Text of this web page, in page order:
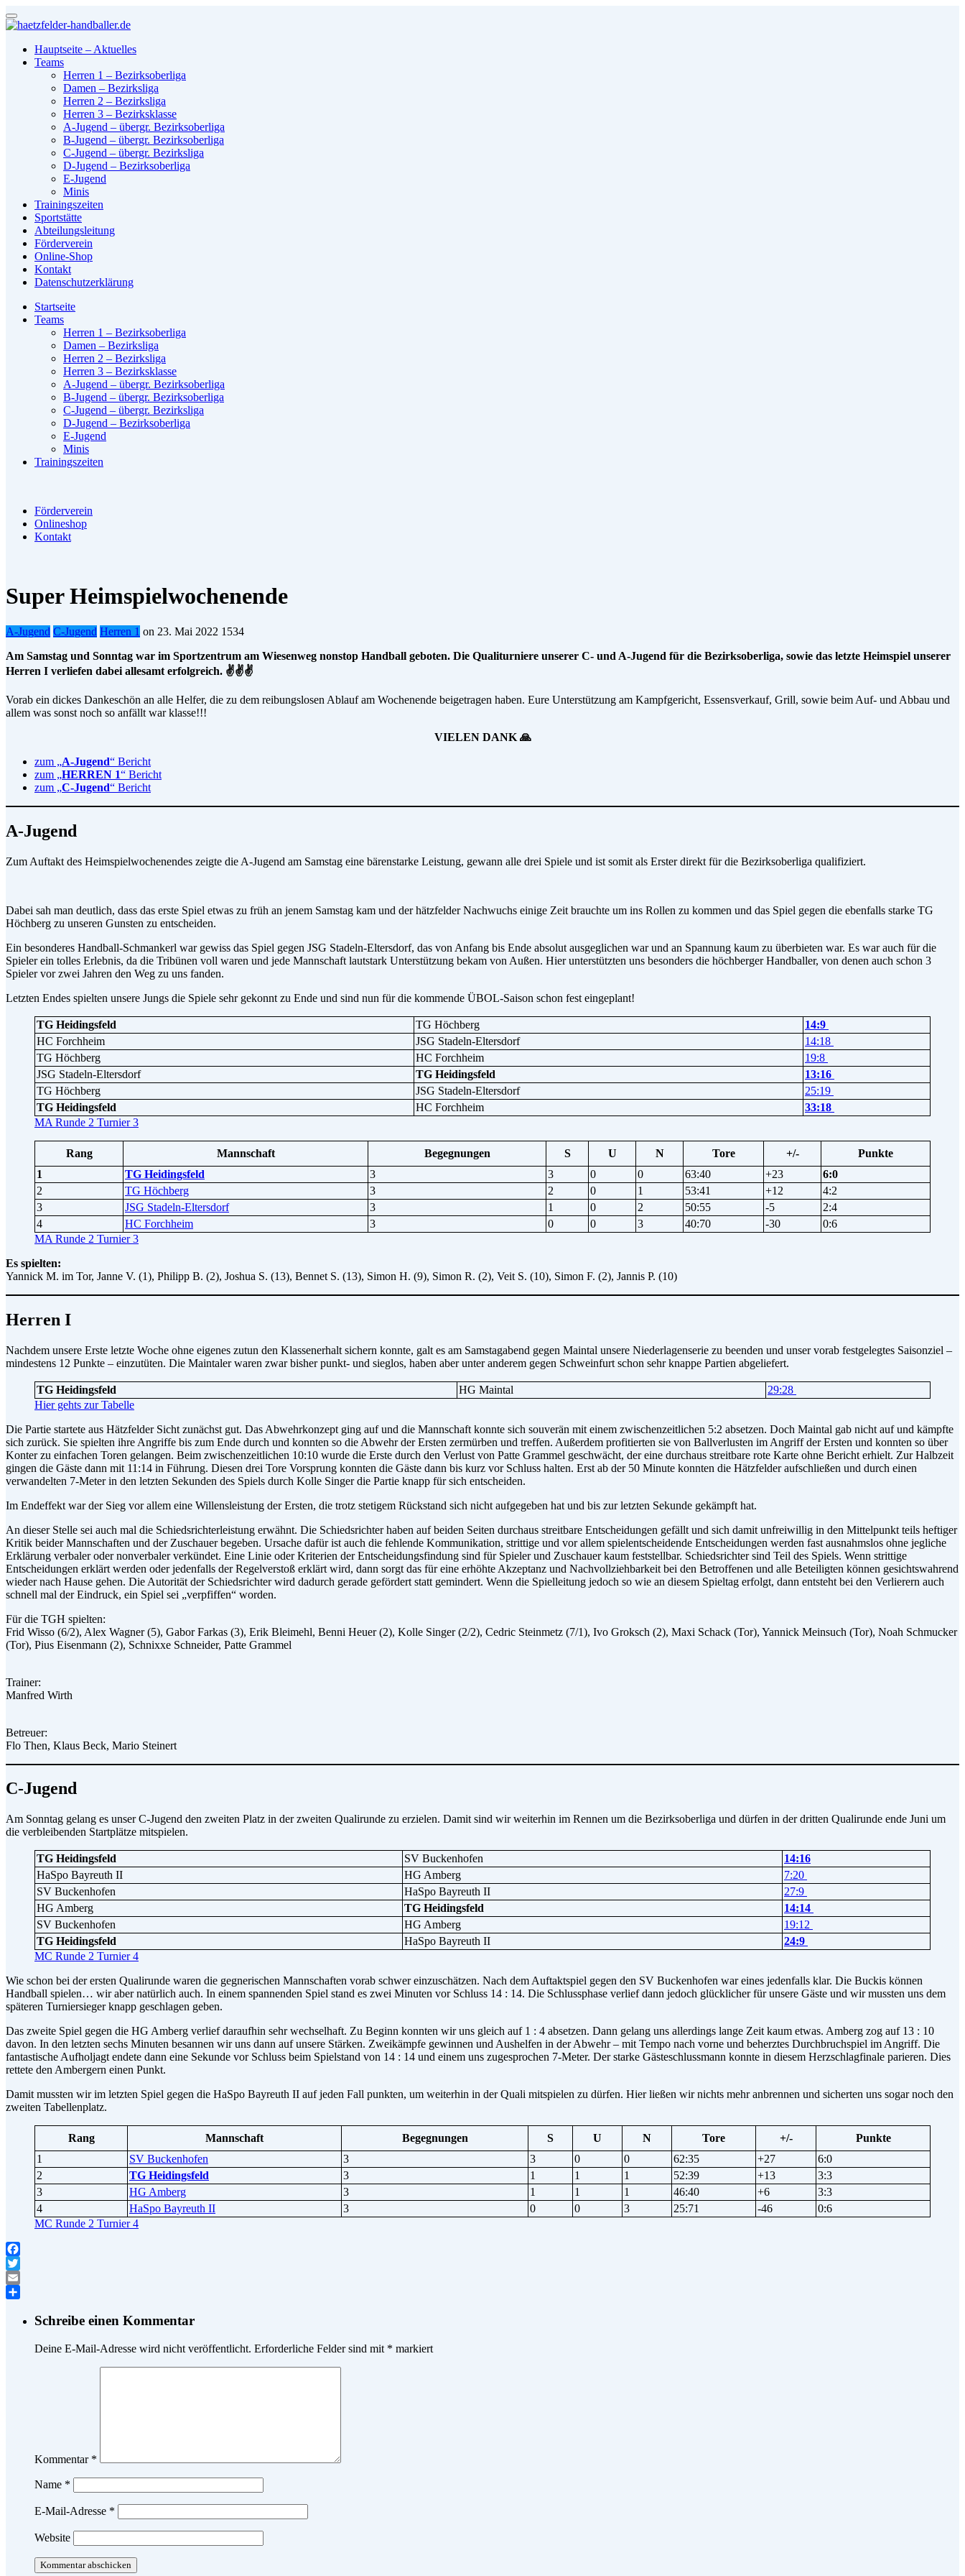
Hauptseite – Aktuelles
Teams
Herren 1 – Bezirksoberliga
Damen – Bezirksliga
Herren 2 – Bezirksliga
Herren 3 – Bezirksklasse
A-Jugend – übergr. Bezirksoberliga
B-Jugend – übergr. Bezirksoberliga
C-Jugend – übergr. Bezirksliga
D-Jugend – Bezirksoberliga
E-Jugend
Minis
Trainingszeiten
Sportstätte
Abteilungsleitung
Förderverein
Online-Shop
Kontakt
Datenschutzerklärung
Startseite
Teams
Herren 1 – Bezirksoberliga
Damen – Bezirksliga
Herren 2 – Bezirksliga
Herren 3 – Bezirksklasse
A-Jugend – übergr. Bezirksoberliga
B-Jugend – übergr. Bezirksoberliga
C-Jugend – übergr. Bezirksliga
D-Jugend – Bezirksoberliga
E-Jugend
Minis
Trainingszeiten
Förderverein
Onlineshop
Kontakt
Super Heimspielwochenende
A-Jugend C-Jugend Herren 1 on 23. Mai 2022 1534
Am Samstag und Sonntag war im Sportzentrum am Wiesenweg nonstop Handball geboten. Die Qualiturniere unserer C- und A-Jugend für die Bezirksoberliga, sowie das letzte Heimspiel unserer
Herren I verliefen dabei allesamt erfolgreich. ✌️✌️✌️
Vorab ein dickes Dankeschön an alle Helfer, die zu dem reibungslosen Ablauf am Wochenende beigetragen haben. Eure Unterstützung am Kampfgericht, Essensverkauf, Grill, sowie beim Auf- und Abbau und
allem was sonst noch so anfällt war klasse!!!
VIELEN DANK 🙏
zum „A-Jugend“ Bericht
zum „HERREN 1“ Bericht
zum „C-Jugend“ Bericht
A-Jugend
Zum Auftakt des Heimspielwochenendes zeigte die A-Jugend am Samstag eine bärenstarke Leistung, gewann alle drei Spiele und ist somit als Erster direkt für die Bezirksoberliga qualifiziert.
Dabei sah man deutlich, dass das erste Spiel etwas zu früh an jenem Samstag kam und der hätzfelder Nachwuchs einige Zeit brauchte um ins Rollen zu kommen und das Spiel gegen die ebenfalls starke TG
Höchberg zu unseren Gunsten zu entscheiden.
Ein besonderes Handball-Schmankerl war gewiss das Spiel gegen JSG Stadeln-Eltersdorf, das von Anfang bis Ende absolut ausgeglichen war und an Spannung kaum zu überbieten war. Es war auch für die
Spieler ein tolles Erlebnis, da die Tribünen voll waren und jede Mannschaft lautstark Unterstützung bekam von Außen. Hier unterstützten uns besonders die höchberger Handballer, von denen auch schon 3
Spieler vor zwei Jahren den Weg zu uns fanden.
Letzten Endes spielten unsere Jungs die Spiele sehr gekonnt zu Ende und sind nun für die kommende ÜBOL-Saison schon fest eingeplant!
TG Heidingsfeld TG Höchberg
14:9
HC Forchheim
JSG Stadeln-Eltersdorf
14:18
TG Höchberg
HC Forchheim
19:8
JSG Stadeln-Eltersdorf
TG Heidingsfeld
13:16
TG Höchberg
JSG Stadeln-Eltersdorf
25:19
TG Heidingsfeld
HC Forchheim
33:18
MA Runde 2 Turnier 3
Rang Mannschaft Begegnungen S U N Tore +/-
Punkte
1
TG Heidingsfeld 3 3 0 0 63:40 +23
6:0
2
TG Höchberg 3 2 0 1 53:41 +12
4:2
3
JSG Stadeln-Eltersdorf 3 1 0 2 50:55 -5
2:4
4
HC Forchheim 3 0 0 3 40:70 -30
0:6
MA Runde 2 Turnier 3
Es spielten:
Yannick M. im Tor, Janne V. (1), Philipp B. (2), Joshua S. (13), Bennet S. (13), Simon H. (9), Simon R. (2), Veit S. (10), Simon F. (2), Jannis P. (10)
Herren I
Nachdem unsere Erste letzte Woche ohne eigenes zutun den Klassenerhalt sichern konnte, galt es am Samstagabend gegen Maintal unsere Niederlagenserie zu beenden und unser vorab festgelegtes Saisonziel –
mindestens 12 Punkte – einzutüten. Die Maintaler waren zwar bisher punkt- und sieglos, haben aber unter anderem gegen Schweinfurt schon sehr knappe Partien abgeliefert.
TG Heidingsfeld HG Maintal
29:28
Hier gehts zur Tabelle
Die Partie startete aus Hätzfelder Sicht zunächst gut. Das Abwehrkonzept ging auf und die Mannschaft konnte sich souverän mit einem zwischenzeitlichen 5:2 absetzen. Doch Maintal gab nicht auf und kämpfte
sich zurück. Sie spielten ihre Angriffe bis zum Ende durch und konnten so die Abwehr der Ersten zermürben und treffen. Außerdem profitierten sie von Ballverlusten im Angriff der Ersten und konnten so über
Konter zu einfachen Toren gelangen. Beim zwischenzeitlichen 10:10 wurde die Erste durch den Verlust von Patte Grammel geschwächt, der eine durchaus streitbare rote Karte ohne Bericht erhielt. Zur Halbzeit
gingen die Gäste dann mit 11:14 in Führung. Diesen drei Tore Vorsprung konnten die Gäste dann bis kurz vor Schluss halten. Erst ab der 50 Minute konnten die Hätzfelder aufschließen und durch einen
verwandelten 7-Meter in den letzten Sekunden des Spiels durch Kolle Singer die Partie knapp für sich entscheiden.
Im Endeffekt war der Sieg vor allem eine Willensleistung der Ersten, die trotz stetigem Rückstand sich nicht aufgegeben hat und bis zur letzten Sekunde gekämpft hat.
An dieser Stelle sei auch mal die Schiedsrichterleistung erwähnt. Die Schiedsrichter haben auf beiden Seiten durchaus streitbare Entscheidungen gefällt und sich damit unfreiwillig in den Mittelpunkt teils heftiger
Kritik beider Mannschaften und der Zuschauer begeben. Ursache dafür ist auch die fehlende Kommunikation, strittige und vor allem spielentscheidende Entscheidungen werden fast ausnahmslos ohne jegliche
Erklärung verbaler oder nonverbaler verkündet. Eine Linie oder Kriterien der Entscheidungsfindung sind für Spieler und Zuschauer kaum feststellbar. Schiedsrichter sind Teil des Spiels. Wenn strittige
Entscheidungen erklärt werden oder jedenfalls der Regelverstoß erklärt wird, dann sorgt das für eine erhöhte Akzeptanz und Nachvollziehbarkeit bei den Betroffenen und alle Beteiligten können gesichtswahrend
wieder nach Hause gehen. Die Autorität der Schiedsrichter wird dadurch gerade gefördert statt gemindert. Wenn die Spielleitung jedoch so wie an diesem Spieltag erfolgt, dann entsteht bei den Verlierern auch
schnell mal der Eindruck, ein Spiel sei „verpfiffen“ worden.
Für die TGH spielten:
Frid Wisso (6/2), Alex Wagner (5), Gabor Farkas (3), Erik Bleimehl, Benni Heuer (2), Kolle Singer (2/2), Cedric Steinmetz (7/1), Ivo Groksch (2), Maxi Schack (Tor), Yannick Meinsuch (Tor), Noah Schmucker
(Tor), Pius Eisenmann (2), Schnixxe Schneider, Patte Grammel
Trainer:
Manfred Wirth
Betreuer:
Flo Then, Klaus Beck, Mario Steinert
C-Jugend
Am Sonntag gelang es unser C-Jugend den zweiten Platz in der zweiten Qualirunde zu erzielen. Damit sind wir weiterhin im Rennen um die Bezirksoberliga und dürfen in der dritten Qualirunde ende Juni um
die verbleibenden Startplätze mitspielen.
TG Heidingsfeld SV Buckenhofen
14:16
HaSpo Bayreuth II
HG Amberg
7:20
SV Buckenhofen
HaSpo Bayreuth II
27:9
HG Amberg
TG Heidingsfeld
14:14
SV Buckenhofen
HG Amberg
19:12
TG Heidingsfeld
HaSpo Bayreuth II
24:9
MC Runde 2 Turnier 4
Wie schon bei der ersten Qualirunde waren die gegnerischen Mannschaften vorab schwer einzuschätzen. Nach dem Auftaktspiel gegen den SV Buckenhofen war eines jedenfalls klar. Die Buckis können
Handball spielen… wir aber natürlich auch. In einem spannenden Spiel stand es zwei Minuten vor Schluss 14 : 14. Die Schlussphase verlief dann jedoch glücklicher für unsere Gäste und wir mussten uns dem
späteren Turniersieger knapp geschlagen geben.
Das zweite Spiel gegen die HG Amberg verlief daraufhin sehr wechselhaft. Zu Beginn konnten wir uns gleich auf 1 : 4 absetzen. Dann gelang uns allerdings lange Zeit kaum etwas. Amberg zog auf 13 : 10
davon. In den letzten sechs Minuten besannen wir uns dann auf unsere Stärken. Zweikämpfe gewinnen und Aushelfen in der Abwehr – mit Tempo nach vorne und beherztes Durchbruchspiel im Angriff. Die
fantastische Aufholjagt endete dann eine Sekunde vor Schluss beim Spielstand von 14 : 14 und einem uns zugesprochen 7-Meter. Der starke Gästeschlussmann konnte in diesem Herzschlagfinale parieren. Dies
rettete den Ambergern einen Punkt.
Damit mussten wir im letzten Spiel gegen die HaSpo Bayreuth II auf jeden Fall punkten, um weiterhin in der Quali mitspielen zu dürfen. Hier ließen wir nichts mehr anbrennen und sicherten uns sogar noch den
zweiten Tabellenplatz.
Rang Mannschaft Begegnungen S U N Tore +/-
Punkte
1
SV Buckenhofen 3 3 0 0 62:35 +27
6:0
2
TG Heidingsfeld 3 1 1 1 52:39 +13
3:3
3
HG Amberg 3 1 1 1 46:40 +6
3:3
4
HaSpo Bayreuth II 3 0 0 3 25:71 -46
0:6
MC Runde 2 Turnier 4
Facebook
Twitter
Email
Schreibe einen Kommentar
Deine E-Mail-Adresse wird nicht veröffentlicht. Erforderliche Felder sind mit * markiert
Kommentar *
Name *
E-Mail-Adresse *
Website